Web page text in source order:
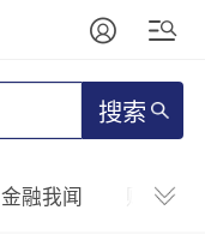
搜索
金融我闻 财新